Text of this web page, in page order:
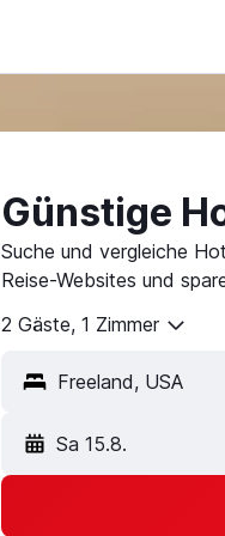
Günstige
Suche und vergleiche
Reise-Websites und
2 Gäste, 1 Zimmer
Sa 15.8.